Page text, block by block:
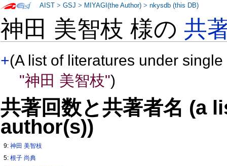
神田 美智枝 様の共
+(A list of literatures under
"神田 美智枝")
共著回数と共著者名 (a
author(s))
9:神田 美智枝
5:根子 尚典
AIST >GSJ > MIYAGI(the Author) >nkysdb (this DB)